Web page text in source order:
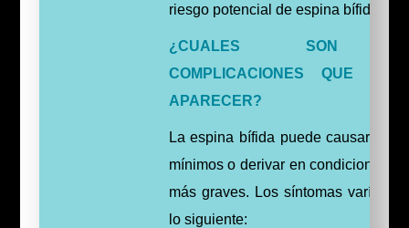
riesgo potencial de espina bífida.
¿CUALES SON
COMPLICACIONES QUE
APARECER?
La espina bífida puede causar
mínimos o derivar en condiciones
más graves. Los síntomas varían
lo siguiente: